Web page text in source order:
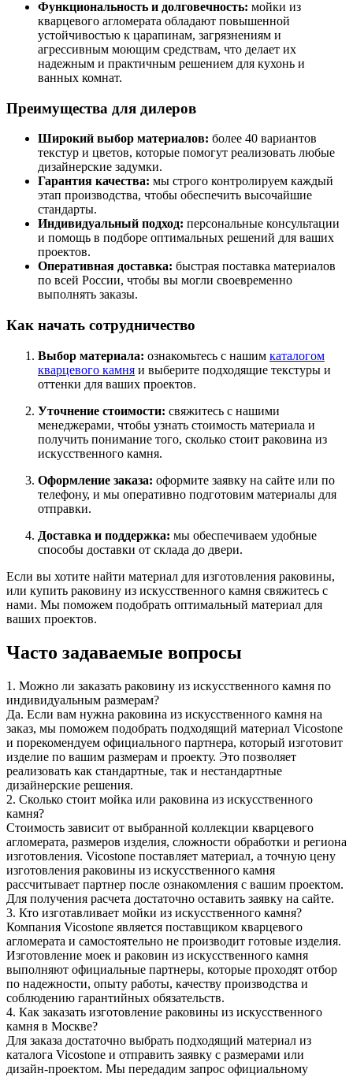
Функциональность и долговечность: мойки из
кварцевого агломерата обладают повышенной
устойчивостью к царапинам, загрязнениям и
агрессивным моющим средствам, что делает их
надежным и практичным решением для кухонь и
ванных комнат.
Преимущества для дилеров
Широкий выбор материалов: более 40 вариантов
текстур и цветов, которые помогут реализовать любые
дизайнерские задумки.
Гарантия качества: мы строго контролируем каждый
этап производства, чтобы обеспечить высочайшие
стандарты.
Индивидуальный подход: персональные консультации
и помощь в подборе оптимальных решений для ваших
проектов.
Оперативная доставка: быстрая поставка материалов
по всей России, чтобы вы могли своевременно
выполнять заказы.
Как начать сотрудничество
Выбор материала: ознакомьтесь с нашим каталогом
кварцевого камня и выберите подходящие текстуры и
оттенки для ваших проектов.
Уточнение стоимости: свяжитесь с нашими
менеджерами, чтобы узнать стоимость материала и
получить понимание того, сколько стоит раковина из
искусственного камня.
Оформление заказа: оформите заявку на сайте или по
телефону, и мы оперативно подготовим материалы для
отправки.
Доставка и поддержка: мы обеспечиваем удобные
способы доставки от склада до двери.
Если вы хотите найти материал для изготовления раковины,
или купить раковину из искусственного камня свяжитесь с
нами. Мы поможем подобрать оптимальный материал для
ваших проектов.
Часто задаваемые вопросы
1. Можно ли заказать раковину из искусственного камня по
индивидуальным размерам?
Да. Если вам нужна раковина из искусственного камня на
заказ, мы поможем подобрать подходящий материал Vicostone
и порекомендуем официального партнера, который изготовит
изделие по вашим размерам и проекту. Это позволяет
реализовать как стандартные, так и нестандартные
дизайнерские решения.
2. Сколько стоит мойка или раковина из искусственного
камня?
Стоимость зависит от выбранной коллекции кварцевого
агломерата, размеров изделия, сложности обработки и региона
изготовления. Vicostone поставляет материал, а точную цену
изготовления раковины из искусственного камня
рассчитывает партнер после ознакомления с вашим проектом.
Для получения расчета достаточно оставить заявку на сайте.
3. Кто изготавливает мойки из искусственного камня?
Компания Vicostone является поставщиком кварцевого
агломерата и самостоятельно не производит готовые изделия.
Изготовление моек и раковин из искусственного камня
выполняют официальные партнеры, которые проходят отбор
по надежности, опыту работы, качеству производства и
соблюдению гарантийных обязательств.
4. Как заказать изготовление раковины из искусственного
камня в Москве?
Для заказа достаточно выбрать подходящий материал из
каталога Vicostone и отправить заявку с размерами или
дизайн-проектом. Мы передадим запрос официальному